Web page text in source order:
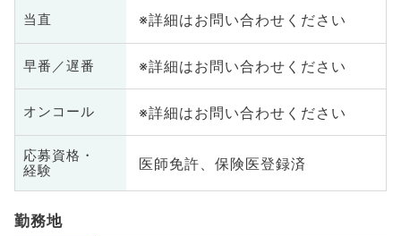
当直 ※詳細はお問い合わせください
早番／遅番 ※詳細はお問い合わせください
オンコール ※詳細はお問い合わせください
応募資格・
経験
医師免許、保険医登録済
勤務地